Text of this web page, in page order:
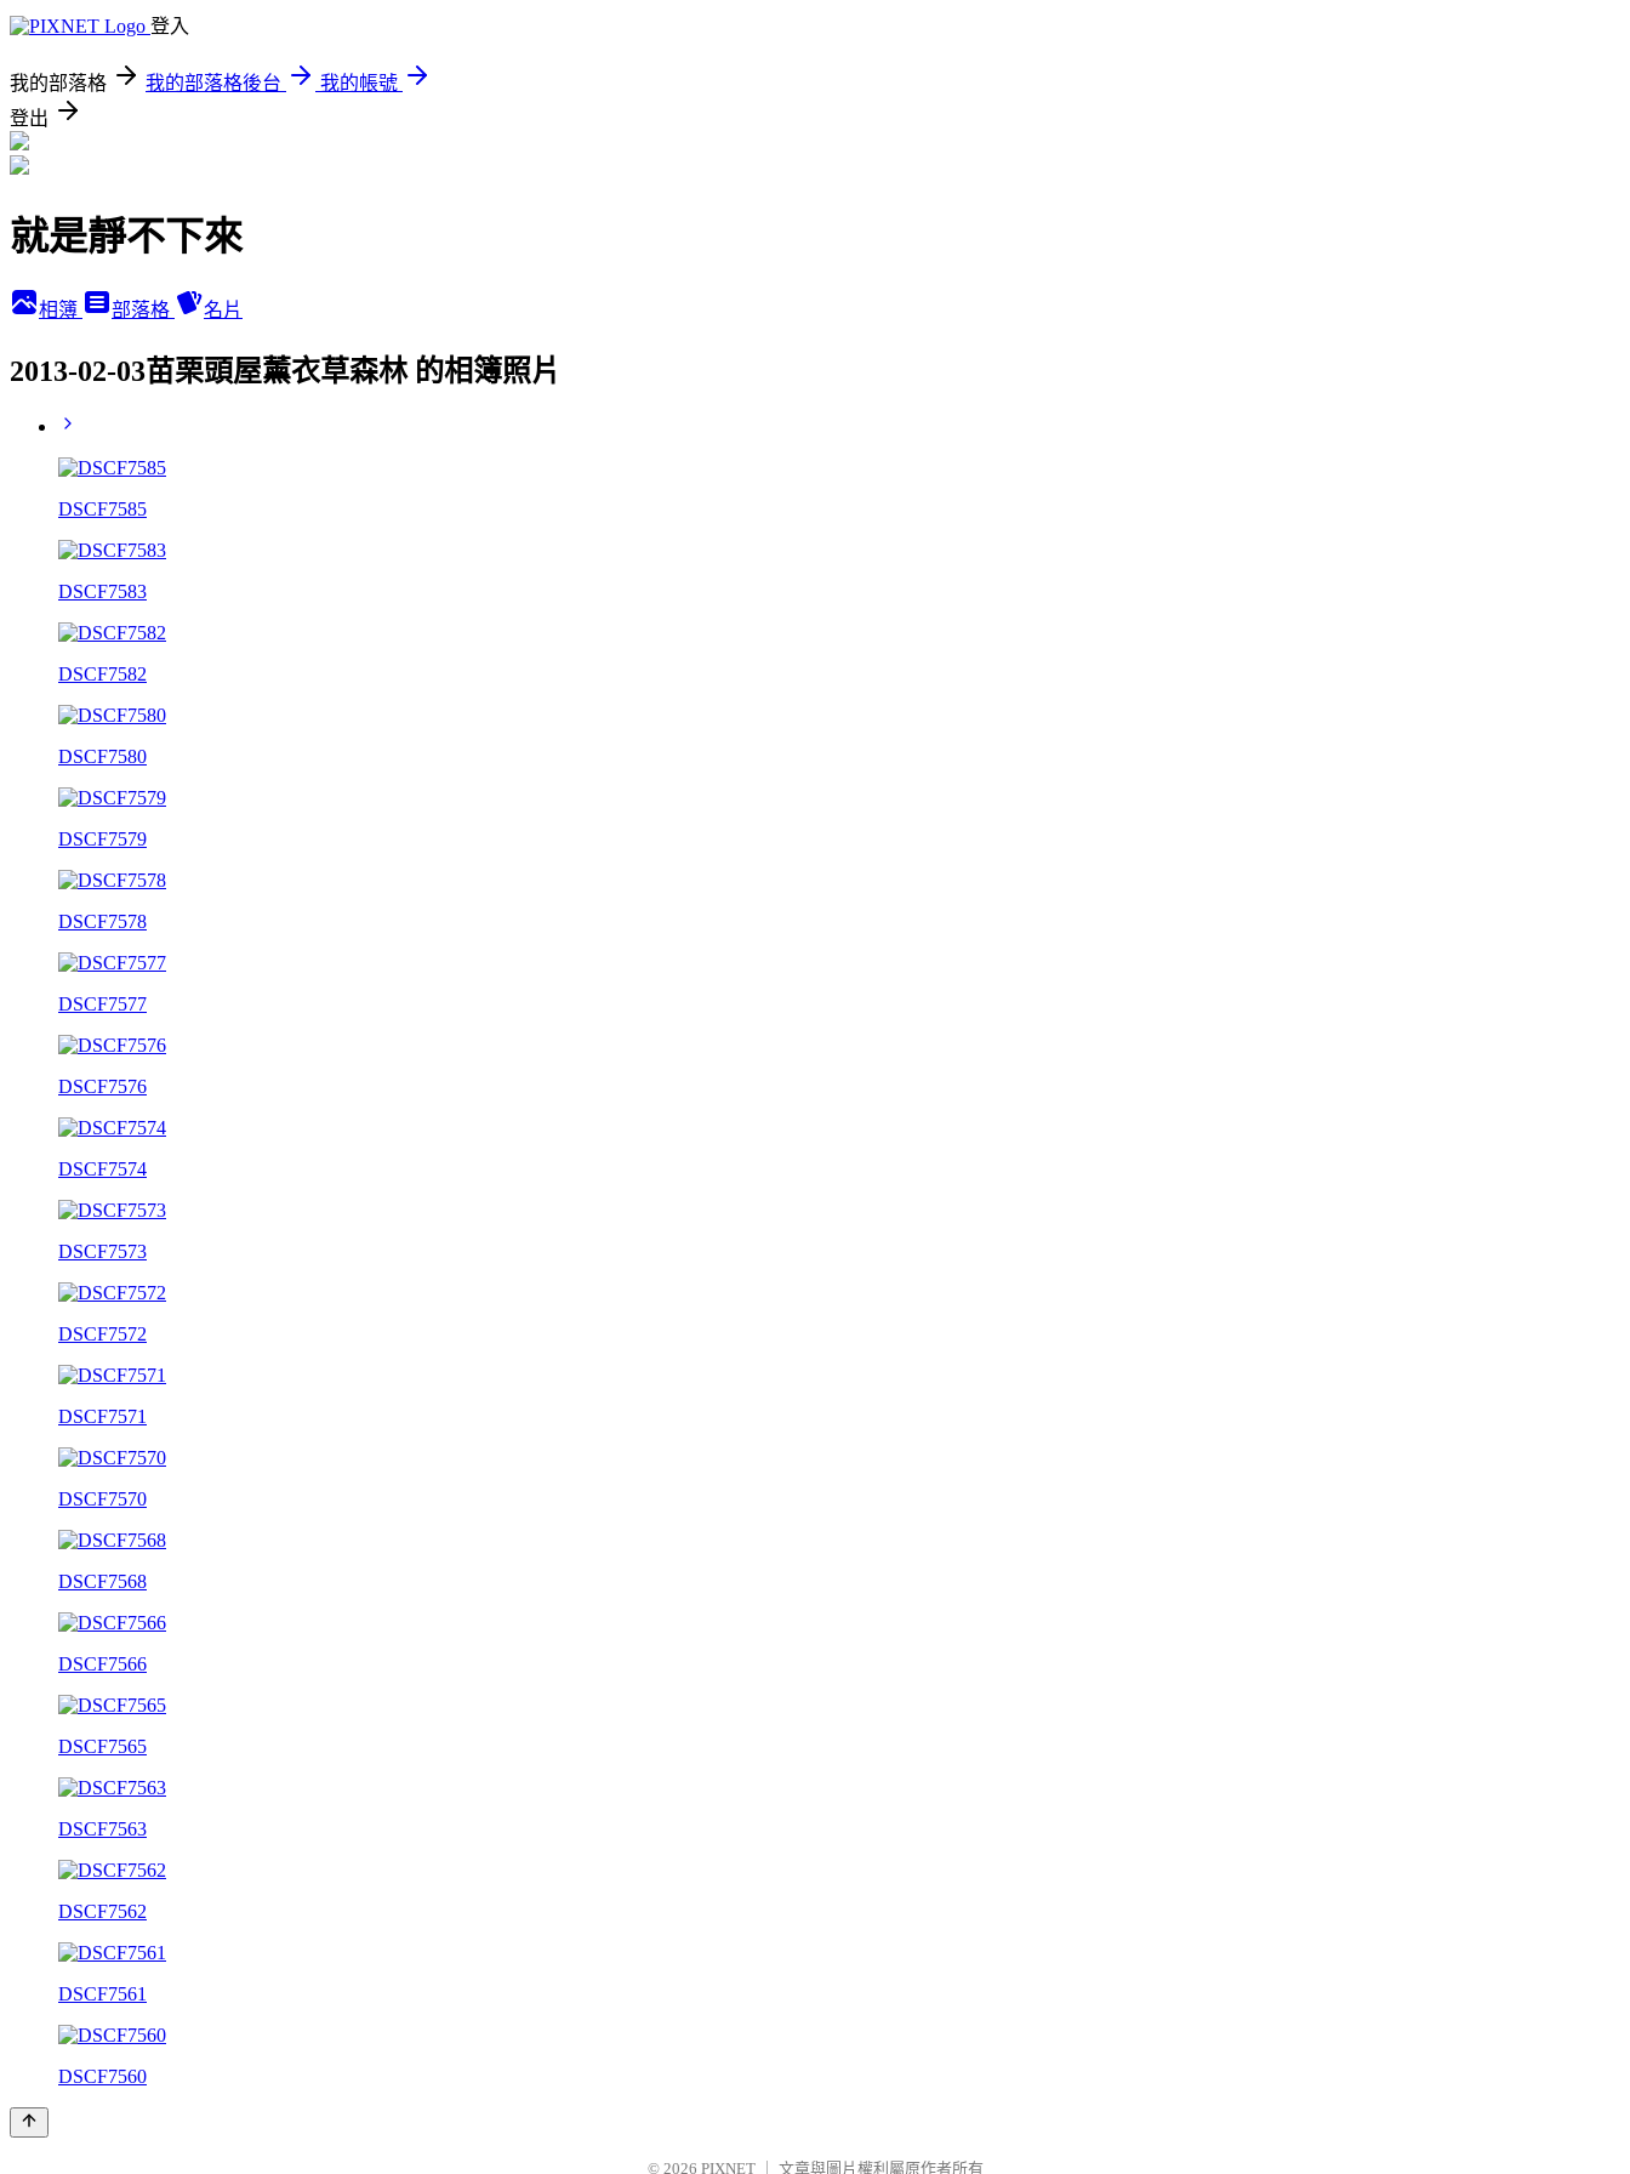
登入
我的部落格 我的部落格後台
我的帳號
登出
就是靜不下來
相簿 部落格 名片
2013-02-03苗栗頭屋薰衣草森林 的相簿照片
DSCF7585
DSCF7583
DSCF7582
DSCF7580
DSCF7579
DSCF7578
DSCF7577
DSCF7576
DSCF7574
DSCF7573
DSCF7572
DSCF7571
DSCF7570
DSCF7568
DSCF7566
DSCF7565
DSCF7563
DSCF7562
DSCF7561
DSCF7560
© 2026 PIXNET 文章與圖片權利屬原作者所有